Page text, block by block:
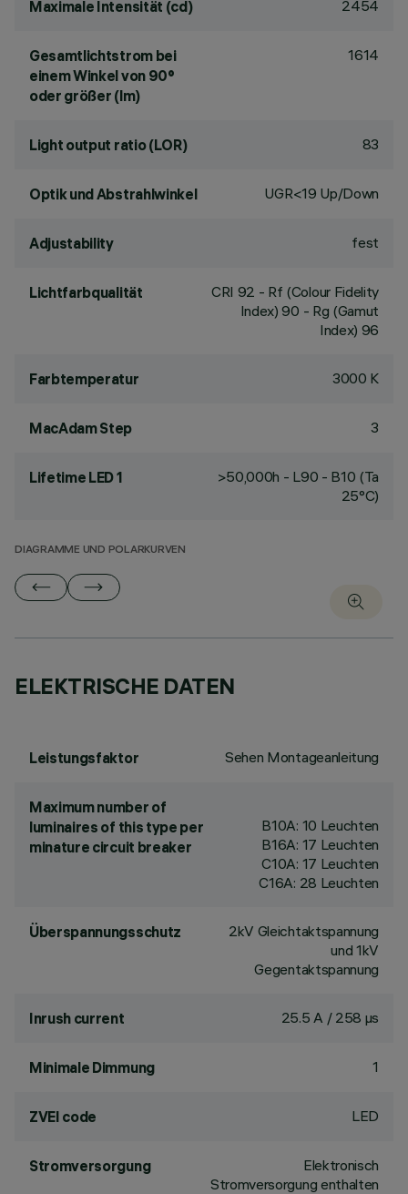
Maximale Intensität (cd) 2454
Gesamtlichtstrom bei
einem Winkel von 90°
oder größer (lm)
1614
Light output ratio (LOR) 83
Optik und Abstrahlwinkel UGR<19 Up/Down
Adjustability fest
Lichtfarbqualität CRI 92 - Rf (Colour Fidelity
Index) 90 - Rg (Gamut
Index) 96
Farbtemperatur 3000 K
MacAdam Step 3
Lifetime LED 1
>50,000h - L90 - B10 (Ta
25°C)
DIAGRAMME UND POLARKURVEN
ELEKTRISCHE DATEN
Leistungsfaktor Sehen Montageanleitung
Maximum number of
luminaires of this type per
minature circuit breaker
B10A: 10 Leuchten
B16A: 17 Leuchten
C10A: 17 Leuchten
C16A: 28 Leuchten
Überspannungsschutz
2kV Gleichtaktspannung
und 1kV
Gegentaktspannung
Inrush current 25.5 A / 258 µs
Minimale Dimmung 1
ZVEI code LED
Stromversorgung
Elektronisch
Stromversorgung enthalten